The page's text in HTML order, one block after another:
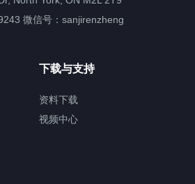
程序费用
微信号：sanjirenzheng
下载与支持
资料下载
视频中心